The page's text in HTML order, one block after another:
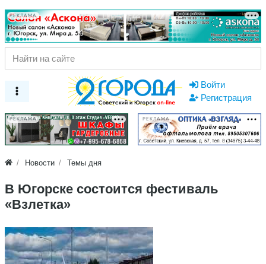
РЕКЛАМА
Войти
Регистрация
РЕКЛАМА РЕКЛАМА
Новости Темы дня
В Югорске состоится фестиваль
«Взлетка»